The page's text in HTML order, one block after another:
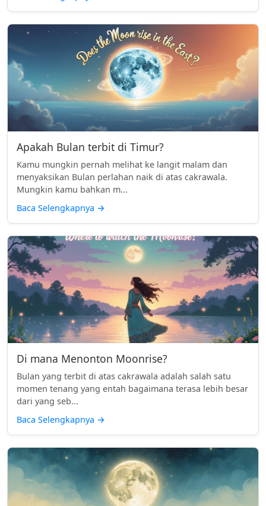
Apakah Bulan terbit di Timur?
Kamu mungkin pernah melihat ke langit malam dan
menyaksikan Bulan perlahan naik di atas cakrawala.
Mungkin kamu bahkan m...
Baca Selengkapnya →
Di mana Menonton Moonrise?
Bulan yang terbit di atas cakrawala adalah salah satu
momen tenang yang entah bagaimana terasa lebih besar
dari yang seb...
Baca Selengkapnya →